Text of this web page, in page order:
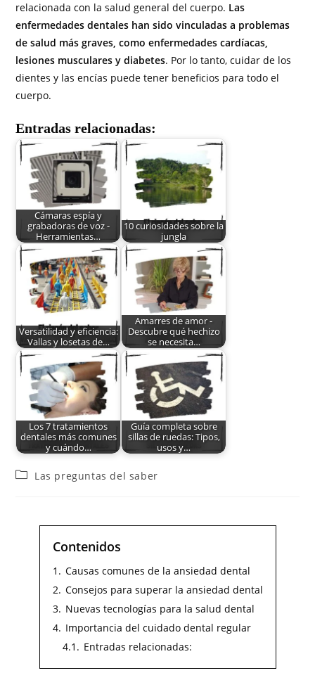
relacionada con la salud general del cuerpo. Las
enfermedades dentales han sido vinculadas a problemas
de salud más graves, como enfermedades cardíacas,
lesiones musculares y diabetes. Por lo tanto, cuidar de los
dientes y las encías puede tener beneficios para todo el
cuerpo.
Entradas relacionadas:
Cámaras espía y
grabadoras de voz -
Herramientas…
10 curiosidades sobre la
jungla
Versatilidad y eficiencia:
Vallas y losetas de…
Amarres de amor -
Descubre qué hechizo
se necesita…
Los 7 tratamientos
dentales más comunes
y cuándo…
Guía completa sobre
sillas de ruedas: Tipos,
usos y…
Las preguntas del saber
Contenidos
1. Causas comunes de la ansiedad dental
2. Consejos para superar la ansiedad dental
3. Nuevas tecnologías para la salud dental
4. Importancia del cuidado dental regular
4.1. Entradas relacionadas: